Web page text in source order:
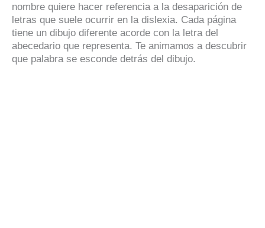
nombre quiere hacer referencia a la desaparición de
letras que suele ocurrir en la dislexia. Cada página
tiene un dibujo diferente acorde con la letra del
abecedario que representa. Te animamos a descubrir
que palabra se esconde detrás del dibujo.